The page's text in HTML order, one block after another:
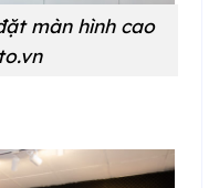
màn hình cao